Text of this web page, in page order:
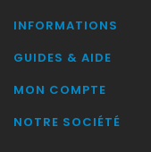
INFORMATIONS
GUIDES & AIDE
MON COMPTE
NOTRE SOCIÉTÉ